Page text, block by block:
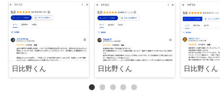
日比野くん 日比野くん 日比野くん